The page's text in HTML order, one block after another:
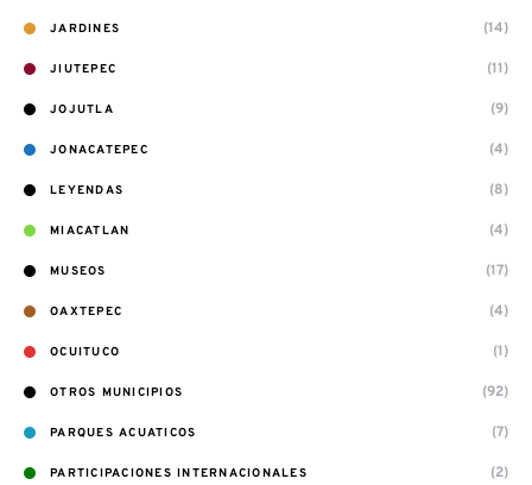
JARDINES (14)
JIUTEPEC (11)
JOJUTLA (9)
JONACATEPEC (4)
LEYENDAS (8)
MIACATLAN (4)
MUSEOS (17)
OAXTEPEC (4)
OCUITUCO (1)
OTROS MUNICIPIOS (92)
PARQUES ACUATICOS (7)
PARTICIPACIONES INTERNACIONALES (2)